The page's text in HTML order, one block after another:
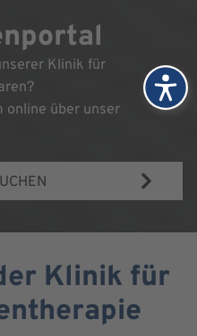
Klinik für
online über unser
Klinik für